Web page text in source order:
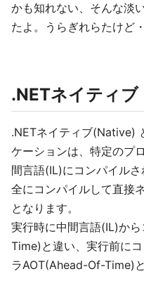
かも知れない、そんな淡
たよ。うらぎれらたけど
.NETネイティブ
.NETネイティブ(Native)
ケーションは、特定のプ
間言語(IL)にコンパイル
全にコンパイルして直接
となります。
実行時に中間言語(IL)か
Time)と違い、実行前に
ラAOT(Ahead-Of-Time)と